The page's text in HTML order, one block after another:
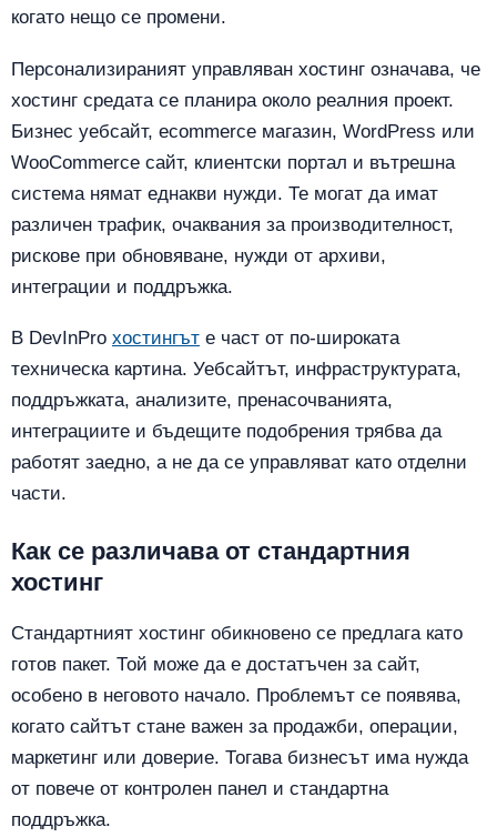
когато нещо се промени.
Персонализираният управляван хостинг означава, че
хостинг средата се планира около реалния проект.
Бизнес уебсайт, ecommerce магазин, WordPress или
WooCommerce сайт, клиентски портал и вътрешна
система нямат еднакви нужди. Те могат да имат
различен трафик, очаквания за производителност,
рискове при обновяване, нужди от архиви,
интеграции и поддръжка.
В DevInPro хостингът е част от по-широката
техническа картина. Уебсайтът, инфраструктурата,
поддръжката, анализите, пренасочванията,
интеграциите и бъдещите подобрения трябва да
работят заедно, а не да се управляват като отделни
части.
Как се различава от стандартния
хостинг
Стандартният хостинг обикновено се предлага като
готов пакет. Той може да е достатъчен за сайт,
особено в неговото начало. Проблемът се появява,
когато сайтът стане важен за продажби, операции,
маркетинг или доверие. Тогава бизнесът има нужда
от повече от контролен панел и стандартна
поддръжка.